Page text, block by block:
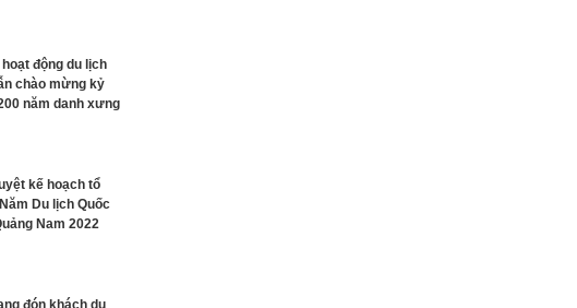
hoạt động du lịch
chào mừng kỷ
năm danh xưng
kế hoạch tổ
Du lịch Quốc
Nam 2022
đón khách du